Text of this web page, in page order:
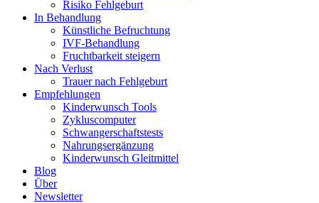
Risiko Fehlgeburt
In Behandlung
Künstliche Befruchtung
IVF-Behandlung
Fruchtbarkeit steigern
Nach Verlust
Trauer nach Fehlgeburt
Empfehlungen
Kinderwunsch Tools
Zykluscomputer
Schwangerschaftstests
Nahrungsergänzung
Kinderwunsch Gleitmittel
Blog
Über
Newsletter